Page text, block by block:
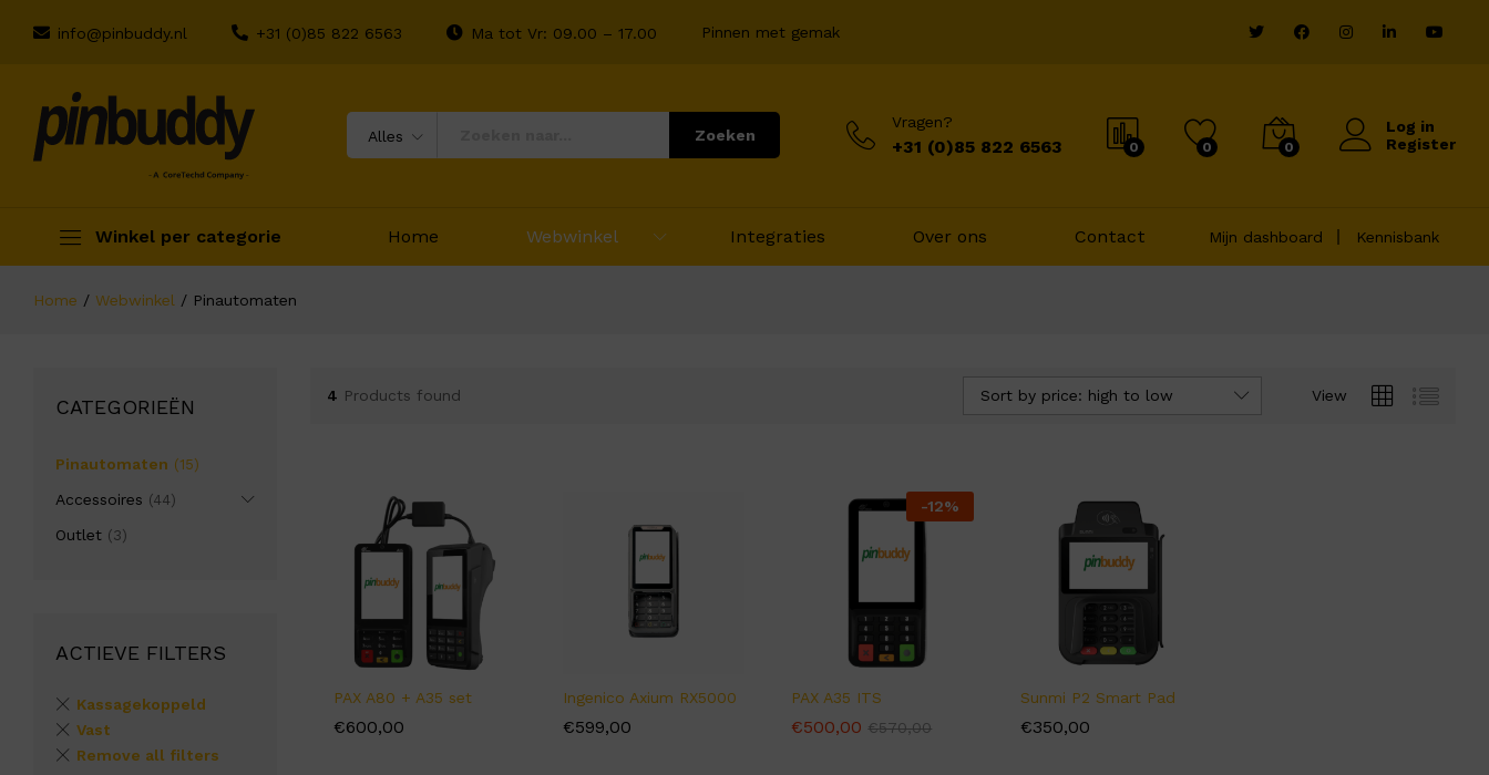
info@pinbuddy.nl +31 (0)85 822 6563 Ma tot Vr: 09.00 – 17.00 Pinnen met gemak
Alles Zoeken
Vragen?
+31 (0)85 822 6563 0 0 0
Log in
Register
Winkel per categorie Home Webwinkel Integraties Over ons Contact Mijn dashboard Kennisbank
Home / Webwinkel / Pinautomaten
4 Products found View
Sort by price: high to low
PAX A80 + A35 set
€600,00
€600,00
Ingenico Axium RX5000
€599,00
€599,00
-12%
PAX A35 ITS
€500,00 €570,00
€500,00 €570,00
Sunmi P2 Smart Pad
€350,00
€350,00
CATEGORIEËN
Pinautomaten (15)
Accessoires (44)
Outlet (3)
ACTIEVE FILTERS
Kassagekoppeld
Vast
Remove all filters